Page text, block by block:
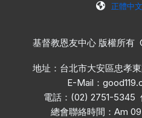
正體中文
基督教恩友中心 版權所有
地址：台北市大安區忠孝
E-Mail：
電話：(02) 2751-5345
總會聯絡時間：Am